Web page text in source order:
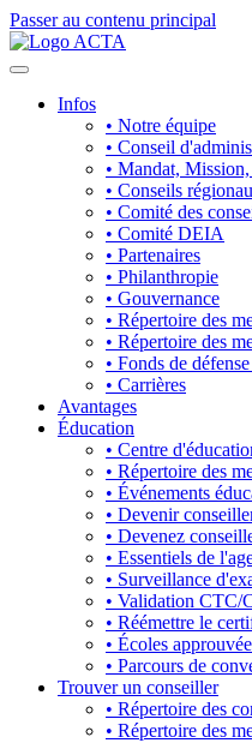
Passer au contenu principal
Infos
• Notre équipe
• Conseil
• Mandat,
• Conseils
• Comité des
• Comité DEIA
• Partenaires
• Philanthropie
• Gouvernance
• Répertoire des
• Répertoire des
• Fonds de
• Carrières
Avantages
Éducation
• Centre
• Répertoire des
• Événements
• Devenir
• Devenez
• Essentiels de
• Surveillance
• Validation CTC/
• Réémettre le
• Écoles
• Parcours de
Trouver un conseiller
• Répertoire des
• Répertoire des